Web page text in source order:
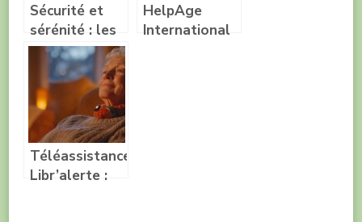
Sécurité et
sérénité : les
maisons de
retraite pour
une
tranquillité
d’esprit
HelpAge
International
Téléassistance
Libr’alerte :